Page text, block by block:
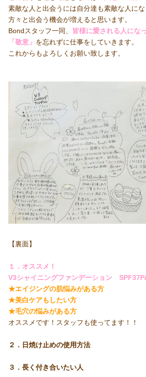
素敵な人と出会うには自分達も素敵な人に
方々と出会う機会が増えると思います。
Bondスタッフ一同、 皆様に愛される人にな
「敬意」 を忘れずに仕事をしていきます。
これからもよろしくお願い致します。
【裏面】
１．オススメ！
V3シャイニングファンデーション
★エイジングの肌悩みがある方
★美白ケアもしたい方
★毛穴の悩みがある方
オススメです！スタッフも使ってます！！
２．日焼け止めの使用方法
３．長く付き合いたい人